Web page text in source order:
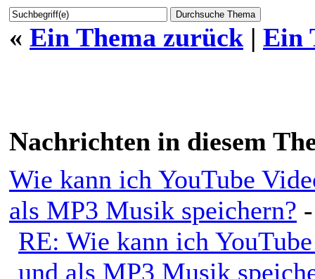
« Ein Thema zurück | Ein
Nachrichten in diesem
Wie kann ich YouTube
als MP3 Musik speichern?
RE: Wie kann ich
und als MP3 Musik